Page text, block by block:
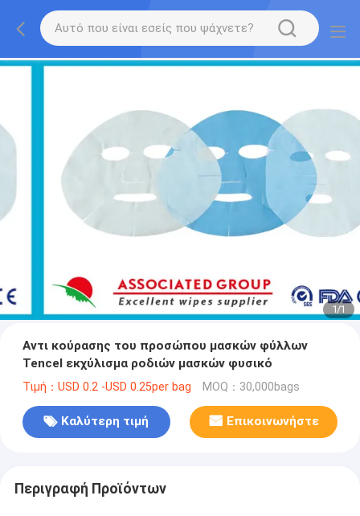
1/1
Αντι κούρασης του προσώπου μασκών φύλλων
Tencel εκχύλισμα ροδιών μασκών φυσικό
Τιμή：USD 0.2 -USD 0.25per bag MOQ：30,000bags
Καλύτερη τιμή Επικοινωνήστε
Περιγραφή Προϊόντων